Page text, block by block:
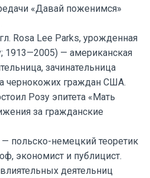
«Давай поженимся»
Rosa Lee Parks, урожденная
1913—2005) — американская
зачинательница
чернокожих граждан США.
Розу эпитета «Мать
за гражданские
польско-немецкий теоретик
экономист и публицист.
деятельниц